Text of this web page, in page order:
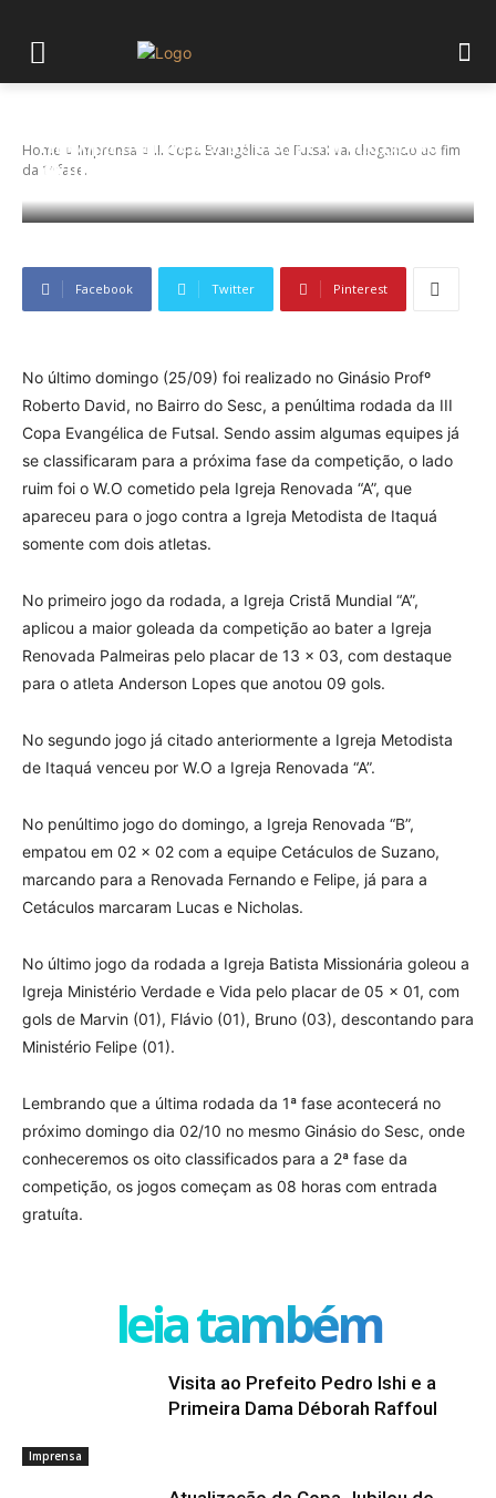
Home Imprensa
III Copa Evangélica de Futsal vai chegando ao fim
da 1ª fase.
III Copa Evangélica de Futsal vai chegando
ao fim da 1ª fase.
Facebook Twitter Pinterest
No último domingo (25/09) foi realizado no Ginásio Profº
Roberto David, no Bairro do Sesc, a penúltima rodada da III
Copa Evangélica de Futsal. Sendo assim algumas equipes já
se classificaram para a próxima fase da competição, o lado
ruim foi o W.O cometido pela Igreja Renovada “A”, que
apareceu para o jogo contra a Igreja Metodista de Itaquá
somente com dois atletas.
No primeiro jogo da rodada, a Igreja Cristã Mundial “A”,
aplicou a maior goleada da competição ao bater a Igreja
Renovada Palmeiras pelo placar de 13 x 03, com destaque
para o atleta Anderson Lopes que anotou 09 gols.
No segundo jogo já citado anteriormente a Igreja Metodista
de Itaquá venceu por W.O a Igreja Renovada “A”.
No penúltimo jogo do domingo, a Igreja Renovada “B”,
empatou em 02 x 02 com a equipe Cetáculos de Suzano,
marcando para a Renovada Fernando e Felipe, já para a
Cetáculos marcaram Lucas e Nicholas.
No último jogo da rodada a Igreja Batista Missionária goleou a
Igreja Ministério Verdade e Vida pelo placar de 05 x 01, com
gols de Marvin (01), Flávio (01), Bruno (03), descontando para
Ministério Felipe (01).
Lembrando que a última rodada da 1ª fase acontecerá no
próximo domingo dia 02/10 no mesmo Ginásio do Sesc, onde
conheceremos os oito classificados para a 2ª fase da
competição, os jogos começam as 08 horas com entrada
gratuíta.
leia também
Imprensa
Visita ao Prefeito Pedro Ishi e a
Primeira Dama Déborah Raffoul